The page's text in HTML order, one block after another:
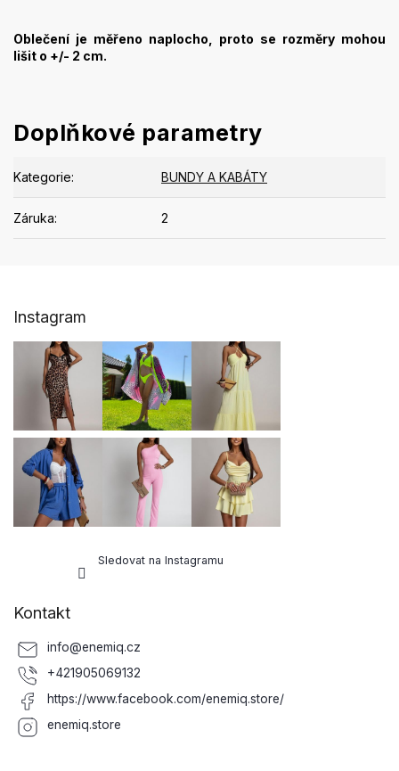
Oblečení je měřeno naplocho, proto se rozměry mohou
lišit o +/- 2 cm.
Doplňkové parametry
Kategorie: BUNDY A KABÁTY
Záruka: 2
Instagram
Sledovat na Instagramu
Kontakt
info@enemiq.cz
+421905069132
https://www.facebook.com/enemiq.store/
enemiq.store